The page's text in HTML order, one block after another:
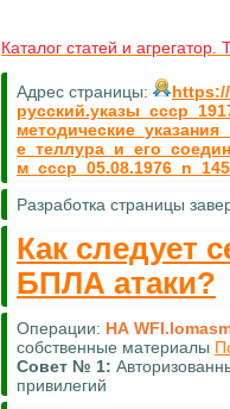
Каталог статей и агрегатор.
Адрес страницы:
Разработка страницы
Как следует
БПЛА атаки?
Операции: НА
собственные материалы
Совет № 1:
привилегий